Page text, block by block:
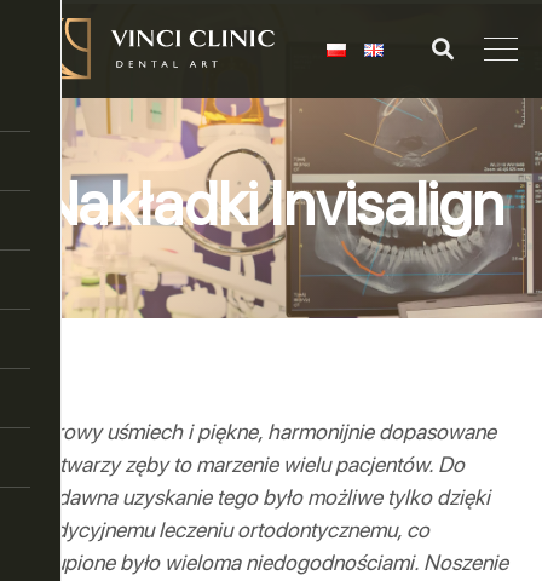
Nakładki Invisalign
Zdrowy uśmiech i piękne, harmonijnie dopasowane
do twarzy zęby to marzenie wielu pacjentów. Do
niedawna uzyskanie tego było możliwe tylko dzięki
tradycyjnemu leczeniu ortodontycznemu, co
okupione było wieloma niedogodnościami. Noszenie